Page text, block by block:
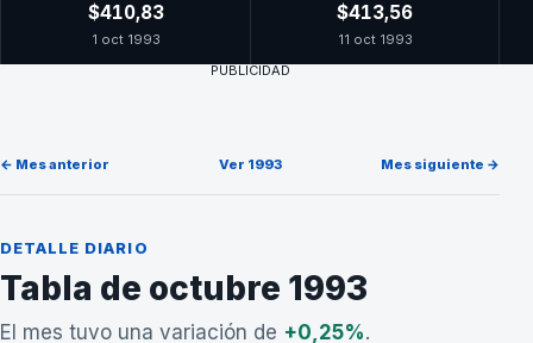
$410,83
1 oct 1993
$413,56
11 oct 1993
PUBLICIDAD
← Mes anterior Ver 1993 Mes siguiente →
DETALLE DIARIO
Tabla de octubre 1993
El mes tuvo una variación de +0,25%.